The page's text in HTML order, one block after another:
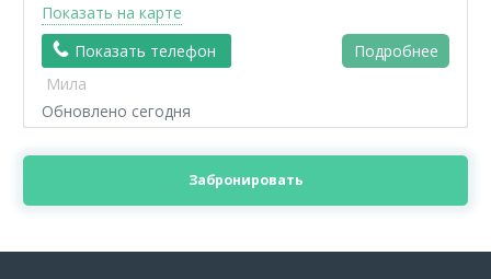
Показать на карте
Показать телефон
Подробнее
Мила
Обновлено сегодня
Забронировать